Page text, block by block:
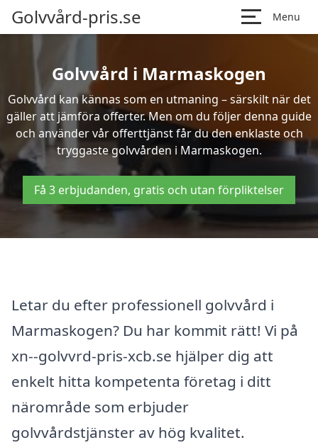
Golvvård-pris.se Menu
Golvvård i Marmaskogen
Golvvård kan kännas som en utmaning – särskilt när det
gäller att jämföra offerter. Men om du följer denna guide
och använder vår offerttjänst får du den enklaste och
tryggaste golvvården i Marmaskogen.
Få 3 erbjudanden, gratis och utan förpliktelser
Letar du efter professionell golvvård i
Marmaskogen? Du har kommit rätt! Vi på
xn--golvvrd-pris-xcb.se hjälper dig att
enkelt hitta kompetenta företag i ditt
närområde som erbjuder
golvvårdstjänster av hög kvalitet.